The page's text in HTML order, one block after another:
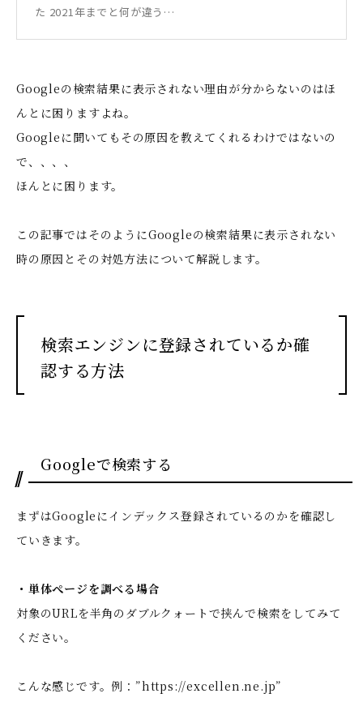
た 2021年までと何が違う…
Googleの検索結果に表示されない理由が分からないのはほ
んとに困りますよね。
Googleに聞いてもその原因を教えてくれるわけではないの
で、、、、
ほんとに困ります。
この記事ではそのようにGoogleの検索結果に表示されない
時の原因とその対処方法について解説します。
検索エンジンに登録されているか確
認する方法
Googleで検索する
まずはGoogleにインデックス登録されているのかを確認し
ていきます。
・単体ぺージを調べる場合
対象のURLを半角のダブルクォートで挟んで検索をしてみて
ください。
こんな感じです。例：”https://excellen.ne.jp”